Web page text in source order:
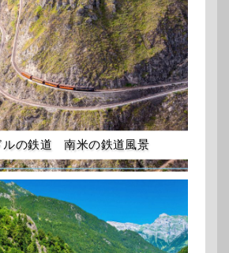
ルの鉄道 南米の鉄道風景